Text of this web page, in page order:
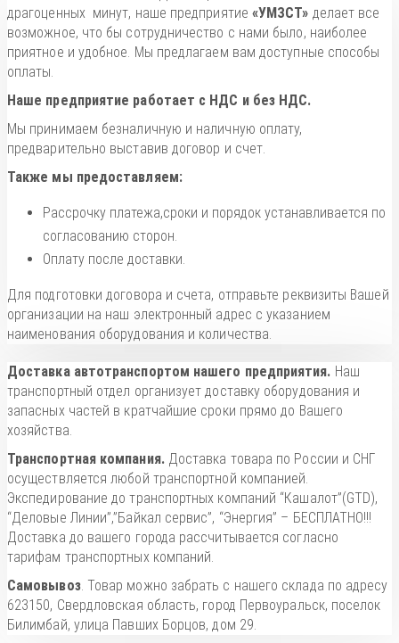
драгоценных минут, наше предприятие «УМЗСТ» делает все
возможное, что бы сотрудничество с нами было, наиболее
приятное и удобное. Мы предлагаем вам доступные способы
оплаты.
Наше предприятие работает с НДС и без НДС.
Мы принимаем безналичную и наличную оплату,
предварительно выставив договор и счет.
Также мы предоставляем:
Рассрочку платежа,сроки и порядок устанавливается по
согласованию сторон.
Оплату после доставки.
Для подготовки договора и счета, отправьте реквизиты Вашей
организации на наш электронный адрес с указанием
наименования оборудования и количества.
Доставка автотранспортом нашего предприятия. Наш
транспортный отдел организует доставку оборудования и
запасных частей в кратчайшие сроки прямо до Вашего
хозяйства.
Транспортная компания.Доставка товара по России и СНГ
осуществляется любой транспортной компанией.
Экспедирование до транспортных компаний “Кашалот”(GTD),
“Деловые Линии”,”Байкал сервис”, “Энергия” – БЕСПЛАТНО!!!
Доставка до вашего города рассчитывается согласно
тарифам транспортных компаний.
Самовывоз. Товар можно забрать с нашего склада по адресу
623150, Свердловская область, город Первоуральск, поселок
Билимбай, улица Павших Борцов, дом 29.